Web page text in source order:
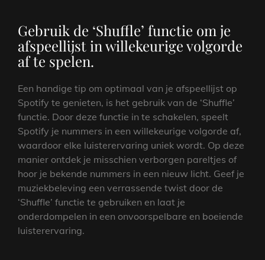
Gebruik de ‘Shuffle’ functie om je
afspeellijst in willekeurige volgorde
af te spelen.
Een handige tip om optimaal van je afspeellijst op
Spotify te genieten, is het gebruik van de ‘Shuffle’
functie. Door deze functie in te schakelen, speelt
Spotify je nummers in een willekeurige volgorde af,
waardoor elke luisterervaring uniek wordt. Op deze
manier ontdek je misschien verborgen pareltjes of
hoor je bekende nummers in een nieuw licht. Geef je
muziekbeleving een verrassende twist door de
‘Shuffle’ functie te gebruiken en laat je
onderdompelen in een onvoorspelbare en boeiende
luisterervaring.